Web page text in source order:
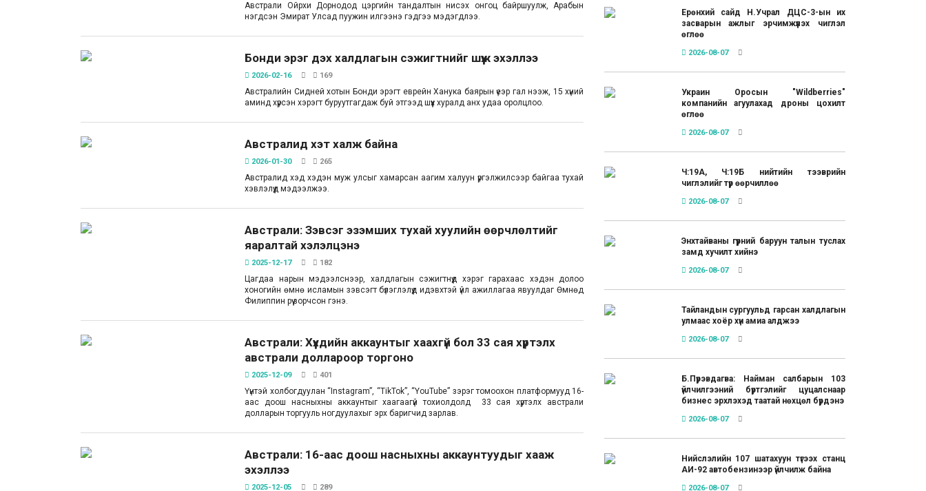
Австрали Ойрхи Дорнодод цэргийн тандалтын нисэх онгоц байршуулж, Арабын
нэгдсэн Эмират Улсад пуужин илгээнэ гэдгээ мэдэгдлээ.
Бонди эрэг дэх халдлагын сэжигтнийг шүүж эхэллээ
2026-02-16 169
Австралийн Сидней хотын Бонди эрэгт еврейн Ханука баярын үеэр гал нээж, 15 хүний
аминд хүрсэн хэрэгт буруутгагдаж буй этгээд шүүх хуралд анх удаа оролцлоо.
Австралид хэт халж байна
2026-01-30 265
Австралид хэд хэдэн муж улсыг хамарсан аагим халуун үргэлжилсээр байгаа тухай
хэвлэлүүд мэдээлжээ.
Австрали: Зэвсэг эзэмших тухай хуулийн өөрчлөлтийг
яаралтай хэлэлцэнэ
2025-12-17 182
Цагдаа нарын мэдээлснээр, халдлагын сэжигтнүүд хэрэг гарахаас хэдэн долоо
хоногийн өмнө исламын зэвсэгт бүлэглэлүүд идэвхтэй үйл ажиллагаа явуулдаг Өмнөд
Филиппин рүү зорчсон гэнэ.
Австрали: Хүүхдийн аккаунтыг хаахгүй бол 33 сая хүртэлх
австрали доллароор торгоно
2025-12-09 401
Үүнтэй холбогдуулан “Instagram”, “TikTok”, “YouTube” зэрэг томоохон платформууд 16-
аас доош насныхны аккаунтыг хаагаагүй тохиолдолд 33 сая хүртэлх австрали
долларын торгууль ногдуулахыг эрх баригчид зарлав.
Австрали: 16-аас доош насныхны аккаунтуудыг хааж
эхэллээ
2025-12-05 289
Ерөнхий сайд Н.Учрал ДЦС-3-ын их
засварын ажлыг эрчимжүүлэх чиглэл
өглөө
2026-08-07
Украин Оросын "Wildberries"
компанийн агуулахад дроны цохилт
өглөө
2026-08-07
Ч:19А, Ч:19Б нийтийн тээврийн
чиглэлийг түр өөрчиллөө
2026-08-07
Энхтайваны гүүрний баруун талын туслах
замд хучилт хийнэ
2026-08-07
Тайландын сургуульд гарсан халдлагын
улмаас хоёр хүн амиа алджээ
2026-08-07
Б.Пүрэвдагва: Найман салбарын 103
үйлчилгээний бүртгэлийг цуцалснаар
бизнес эрхлэхэд таатай нөхцөл бүрдэнэ
2026-08-07
Нийслэлийн 107 шатахуун түгээх станц
АИ-92 автобензинээр үйлчилж байна
2026-08-07